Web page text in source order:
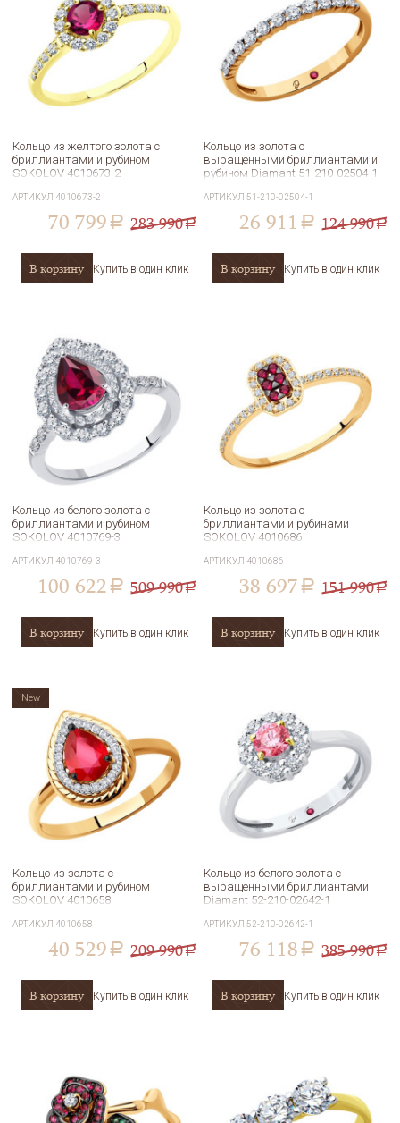
Кольцо из желтого золота с
бриллиантами и рубином
SOKOLOV 4010673-2
АРТИКУЛ 4010673-2
70 799 a 283 990a
В корзину Купить в один клик
Кольцо из золота с
выращенными бриллиантами и
рубином Diamant 51-210-02504-1
АРТИКУЛ51-210-02504-1
26 911 a 124 990a
В корзину Купить в один клик
Кольцо из белого золота с
бриллиантами и рубином
SOKOLOV 4010769-3
АРТИКУЛ 4010769-3
100 622 a 509 990a
В корзину Купить в один клик
Кольцо из золота с
бриллиантами и рубинами
SOKOLOV 4010686
АРТИКУЛ 4010686
38 697 a 151 990a
В корзину Купить в один клик
Кольцо из золота с
бриллиантами и рубином
SOKOLOV 4010658
АРТИКУЛ 4010658
40 529 a 209 990a
В корзину Купить в один клик
New
Кольцо из белого золота с
выращенными бриллиантами
Diamant 52-210-02642-1
АРТИКУЛ52-210-02642-1
76 118 a 385 990a
В корзину Купить в один клик